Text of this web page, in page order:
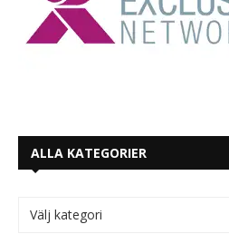
ALLA KATEGORIER